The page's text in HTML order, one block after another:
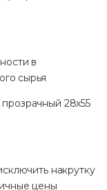
в
сырья
накрутку
цены